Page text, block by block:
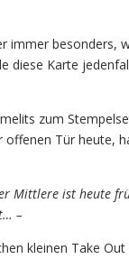
immer besonders,
diese Karte
zum
offenen Tür heute,
Mittlere ist heute
–
kleinen Take